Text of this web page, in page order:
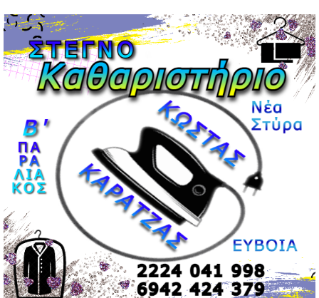
και Ολυμπιακού
02/05/2026 | 20:28
Περιστέρι: Ένταση μεταξύ ανηλίκων άφησε δύο
15χρονους τραυματίες
02/05/2026 | 18:56
Ηνωμένα Αραβικά Εμιράτα: Αίρουν τους περιορισμούς
στον εναέριο χώρο
02/05/2026 | 17:16
Η Αθηνά Λινού αφήνει ανοιχτό το ενδεχόμενο ένταξης
στον νέο πολιτικό φορέα Τσίπρα
02/05/2026 | 17:01
Αταμάν: Κανείς δεν έχει δικαίωμα να μιλά για τον πρόεδρο
και την οικογένειά του
02/05/2026 | 15:59
Μαρινάκης: Ο Ανδρουλάκης υπαναχώρησε στις
συμφωνίες για τις Ανεξάρτητες Αρχές
02/05/2026 | 09:36